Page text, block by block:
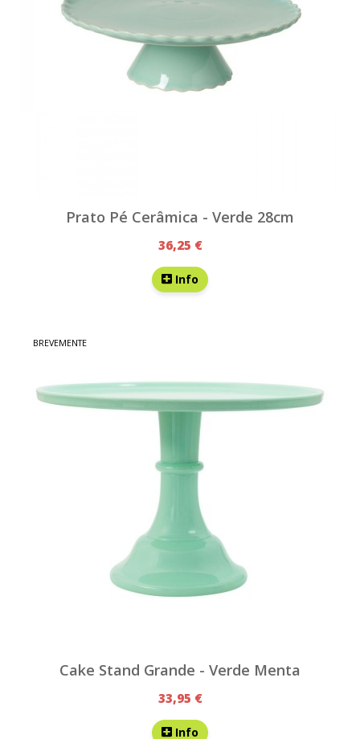
Prato Pé Cerâmica - Verde 28cm
36,25 €
Info
BREVEMENTE
Cake Stand Grande - Verde Menta
33,95 €
Info